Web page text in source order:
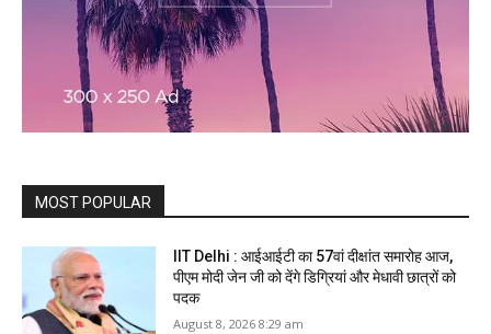
MOST POPULAR
IIT Delhi : आईआईटी का 57वां दीक्षांत समारोह आज,
पीएम मोदी जेन जी को देंगे डिग्रियां और मेधावी छात्रों को
पदक
August 8, 2026 8:29 am